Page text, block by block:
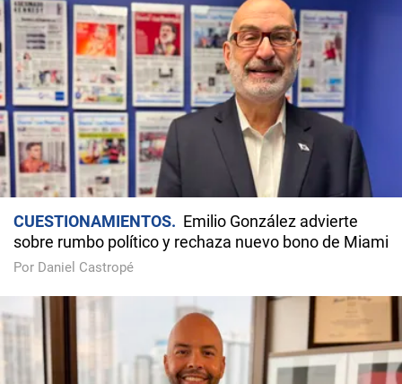
CUESTIONAMIENTOS
Emilio González advierte
sobre rumbo político y rechaza nuevo bono de Miami
Por Daniel Castropé